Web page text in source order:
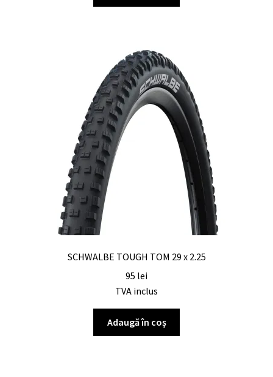
SCHWALBE TOUGH TOM 29 x 2.25
95 lei
TVA inclus
Adaugă în coș